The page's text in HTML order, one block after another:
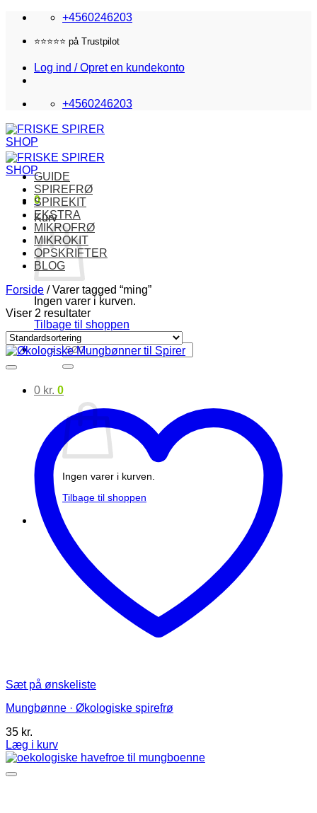
Fortsæt
indhold
+4560246203
⭐️⭐️⭐️⭐️⭐️ på Trustpilot
Log ind / Opret en kundekonto
+4560246203
0
Kurv
Ingen varer i kurven.
Tilbage til shoppen
Søg
efter:
0 kr. 0
Ingen varer i kurven.
Tilbage til shoppen
GUIDE
SPIREFRØ
SPIREKIT
EKSTRA
MIKROFRØ
MIKROKIT
OPSKRIFTER
BLOG
Forside /Varer tagged “ming”
Viser 2 resultater
Sæt på ønskeliste
Mungbønne · Økologiske spirefrø
35 kr.
Læg i kurv
Dette
vare